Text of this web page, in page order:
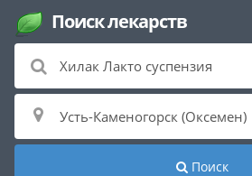
Поиск лекарств
Поиск